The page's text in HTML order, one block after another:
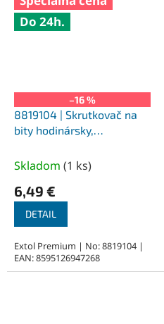
Do 24h.
–16 %
8819104 | Skrutkovač na
bity hodinársky,
Skladom (1 ks)
6,49 €
DETAIL
Extol Premium | No: 8819104 |
EAN: 8595126947268